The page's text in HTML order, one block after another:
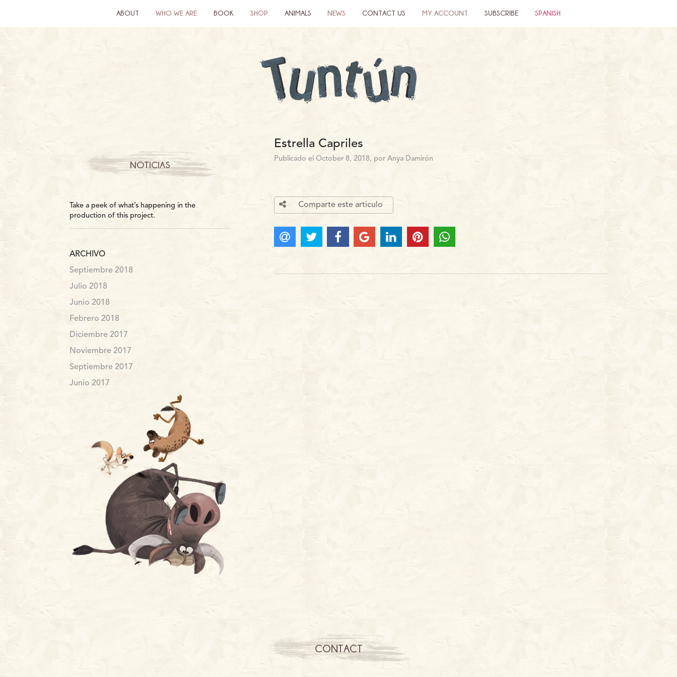
ABOUT WHO WE ARE BOOK SHOP ANIMALS NEWS CONTACT US MY ACCOUNT SUBSCRIBE SPANISH
NOTICIAS
Take a peek of what’s happening in the
production of this project.
ARCHIVO
Septiembre 2018
Julio 2018
Junio 2018
Febrero 2018
Diciembre 2017
Noviembre 2017
Septiembre 2017
Junio 2017
Estrella Capriles
Publicado el October 8, 2018, por Anya Damirón
Comparte este articulo
CONTACT